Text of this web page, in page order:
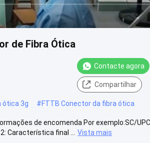
de Fibra Ótica
Contacte agora
Compartilhar
ótica 3g #FTTB Conector da fibra ótica
de encomenda Por exemplo:SC/
Característica final ...
Vista mais